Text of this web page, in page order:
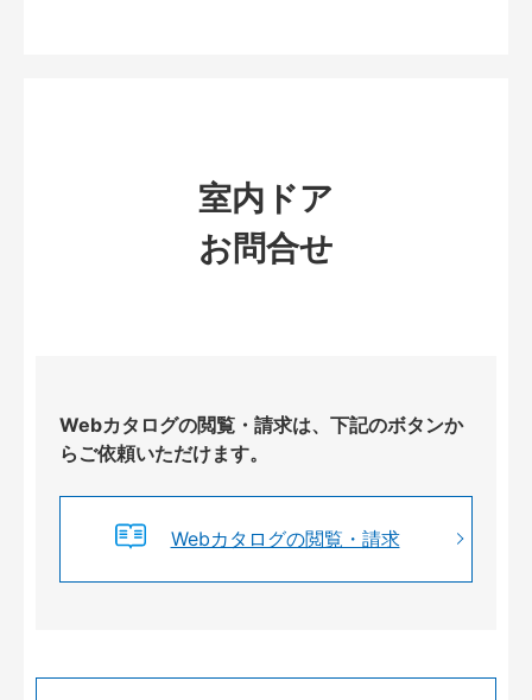
室内ドア
お問合せ
Webカタログの閲覧・請求は、下記のボタンか
らご依頼いただけます。
Webカタログの閲覧・請求